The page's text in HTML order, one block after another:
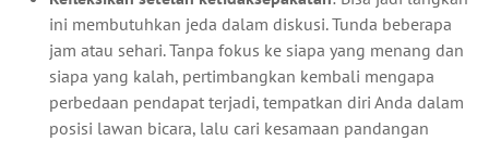
ini membutuhkan jeda dalam diskusi. Tunda beberapa
jam atau sehari. Tanpa fokus ke siapa yang menang dan
siapa yang kalah, pertimbangkan kembali mengapa
perbedaan pendapat terjadi, tempatkan diri Anda dalam
posisi lawan bicara, lalu cari kesamaan pandangan